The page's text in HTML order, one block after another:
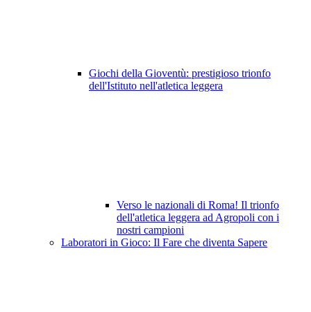
Giochi della Gioventù: prestigioso trionfo
dell'Istituto nell'atletica leggera
Verso le nazionali di Roma! Il trionfo
dell'atletica leggera ad Agropoli con i
nostri campioni
Laboratori in Gioco: Il Fare che diventa Sapere